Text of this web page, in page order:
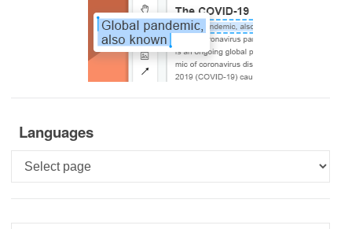
Languages
Languages